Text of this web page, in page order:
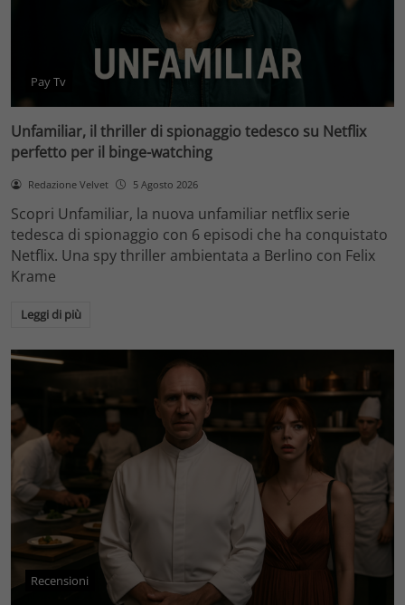
Pay Tv
Unfamiliar, il thriller di spionaggio tedesco su Netflix
perfetto per il binge-watching
Redazione Velvet 5 Agosto 2026
Scopri Unfamiliar, la nuova unfamiliar netflix serie
tedesca di spionaggio con 6 episodi che ha conquistato
Netflix. Una spy thriller ambientata a Berlino con Felix
Krame
Leggi di più
Recensioni